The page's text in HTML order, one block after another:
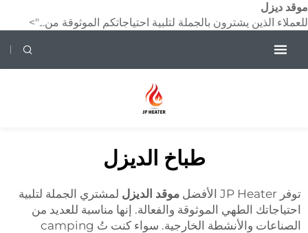
ديزل
الذين يشترون بالجملة لتلبية احتياجاتكم الموثوقة من...">
طباخ الديزل
توفر JP Heater الأفضل موقد الديزل لمشتري الجملة لتلبية
احتياجاتك الطهي الموثوقة والفعالة. إنها مناسبة للعديد من
الصناعات والأنشطة الخارجية. سواء كنت تُ camping